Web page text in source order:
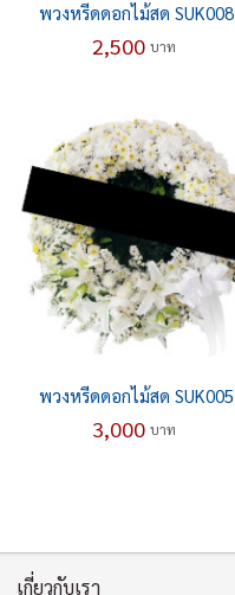
พวงหรีดดอกไม้สด SUK008
2,500 บาท
พวงหรีดดอกไม้สด SUK005
3,000 บาท
เกี่ยวกับเรา